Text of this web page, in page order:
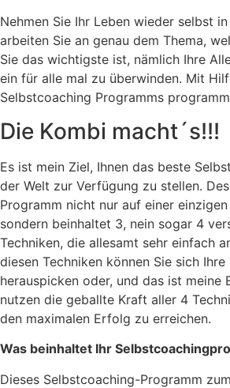
Nehmen Sie Ihr Leben wieder selbst
arbeiten Sie an genau dem Thema,
Sie das wichtigste ist, nämlich Ihre
ein für alle mal zu überwinden. Mit
Selbstcoaching Programms
Die Kombi macht´s!!!
Es ist mein Ziel, Ihnen das beste
der Welt zur Verfügung zu stellen.
Programm nicht nur auf einer
sondern beinhaltet 3, nein sogar 4
Techniken, die allesamt sehr einfach
diesen Techniken können Sie sich
herauspicken oder, und das ist meine
nutzen die geballte Kraft aller 4
den maximalen Erfolg zu erreichen.
Was beinhaltet Ihr
Dieses Selbstcoaching-Programm